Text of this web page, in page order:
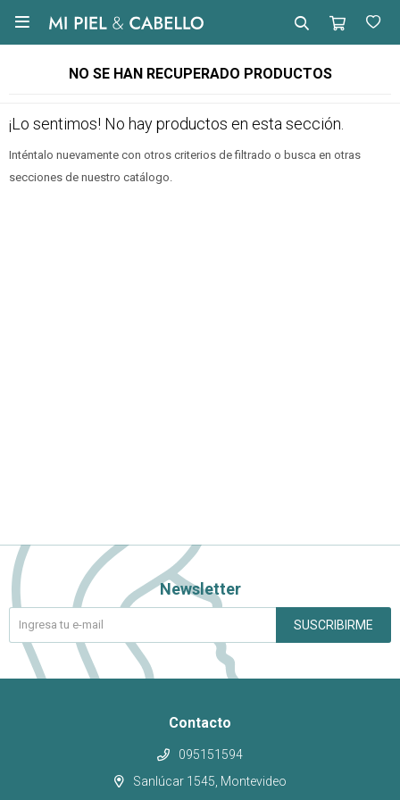

NO SE HAN RECUPERADO PRODUCTOS
¡Lo sentimos! No hay productos en esta sección.
Inténtalo nuevamente con otros criterios de filtrado o busca en otras
secciones de nuestro catálogo.
Contacto
095151594
Sanlúcar 1545, Montevideo
Newsletter
SUSCRIBIRME